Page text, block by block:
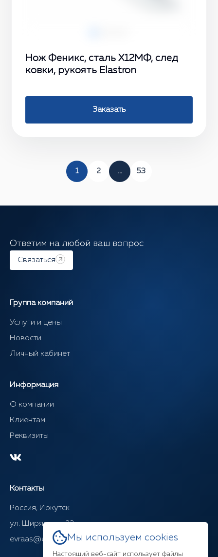
Нож Феникс, сталь Х12МФ, след
ковки, рукоять Elastron
Заказать
1 2 ... 53
Ответим на любой ваш вопрос
Связаться
Группа компаний
Услуги и цены
Новости
Личный кабинет
Информация
О компании
Клиентам
Реквизиты
Контакты
Россия, Иркутск
ул. Ширямова, 22
evraas@evraasgr.ruМы используем cookies
Настоящий веб-сайт использует файлы